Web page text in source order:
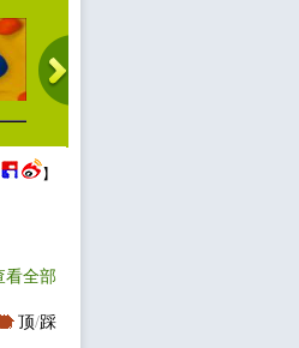
】
看全部
顶/踩